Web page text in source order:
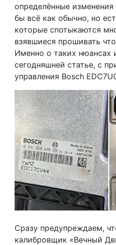
определённые
бы всё как обычно, но
которые спотыкаются
взявшиеся прошивать
Именно о таких нюансах
сегодняшней статье, с
управления Bosch
Сразу предупреждаем,
калибровщик «Вечный